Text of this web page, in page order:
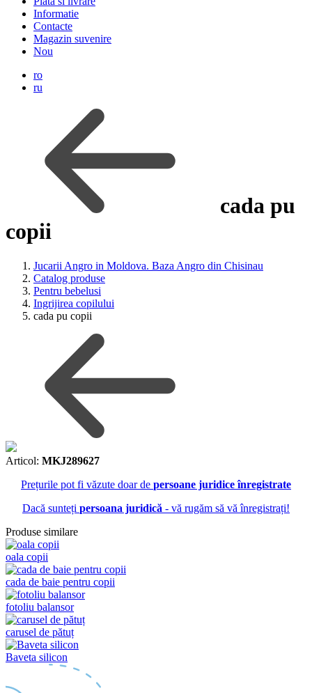
Informatie
Contacte
Magazin suvenire
Nou
ro
ru
cada pu
copii
Jucarii Angro in Moldova. Baza Angro din Chisinau
Catalog produse
Pentru bebelusi
Ingrijirea copilului
cada pu copii
Articol: MKJ289627
Prețurile pot fi văzute doar de persoane juridice înregistrate
Dacă sunteți persoana juridică - vă rugăm să vă înregistrați!
Produse similare
oala copii
cada de baie pentru copii
fotoliu balansor
carusel de pătuț
Baveta silicon